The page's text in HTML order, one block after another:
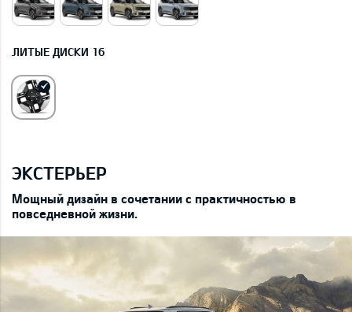
ЛИТЫЕ ДИСКИ 16
ЭКСТЕРЬЕР
Мощный дизайн в сочетании с практичностью в
повседневной жизни.